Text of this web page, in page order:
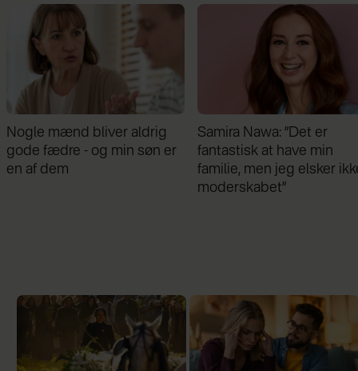
Samira Nawa: ”Det er
fantastisk at have min
familie, men jeg elsker ikke
Jeg valgte at blive skilt
min mand - da jeg en dag
gik forbi hans hus, fik jeg
chok